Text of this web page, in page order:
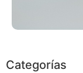
Categorías